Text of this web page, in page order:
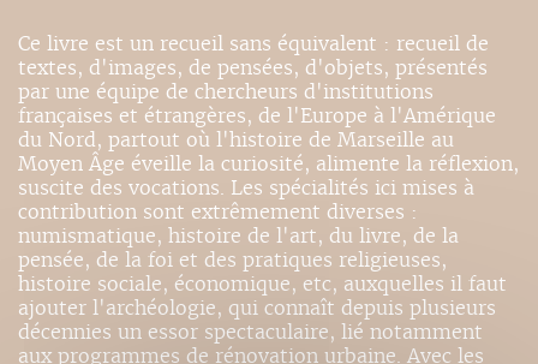
Ce livre est un recueil sans équivalent : recueil de
textes, d'images, de pensées, d'objets, présentés
par une équipe de chercheurs d'institutions
françaises et étrangères, de l'Europe à l'Amérique
du Nord, partout où l'histoire de Marseille au
Moyen Âge éveille la curiosité, alimente la réflexion,
suscite des vocations. Les spécialités ici mises à
contribution sont extrêmement diverses :
numismatique, histoire de l'art, du livre, de la
pensée, de la foi et des pratiques religieuses,
histoire sociale, économique, etc, auxquelles il faut
ajouter l'archéologie, qui connaît depuis plusieurs
décennies un essor spectaculaire, lié notamment
aux programmes de rénovation urbaine. Avec les